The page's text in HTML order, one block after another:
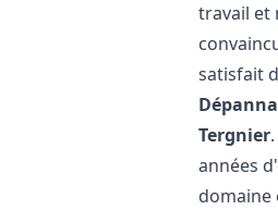
travail et
satisfait
Tergnier
années
domaine